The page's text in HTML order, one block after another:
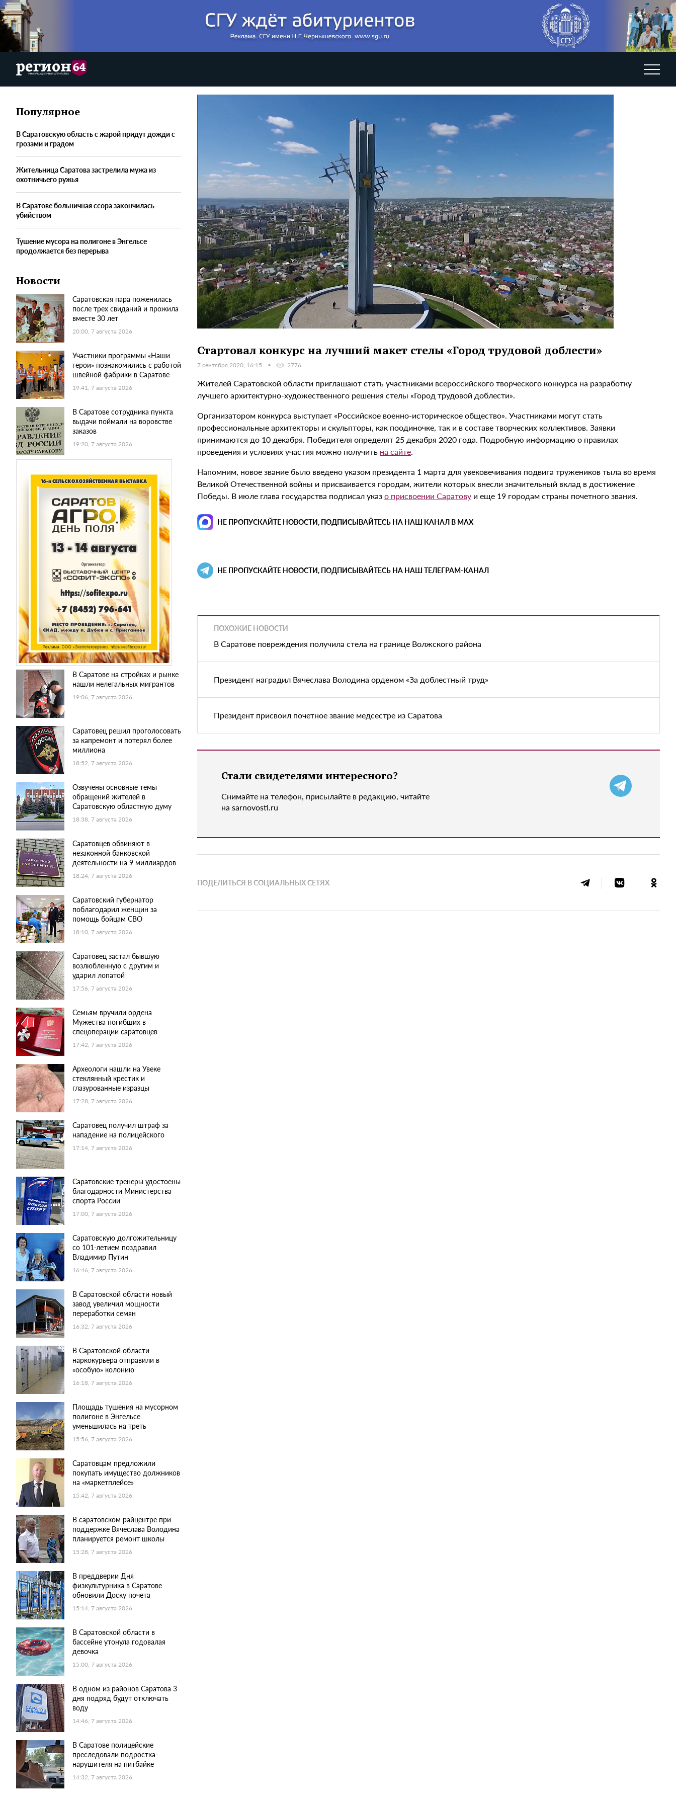
Популярное
В Саратовскую область с жарой придут дожди с
грозами и градом
Жительница Саратова застрелила мужа из
охотничьего ружья
В Саратове больничная ссора закончилась
убийством
Тушение мусора на полигоне в Энгельсе
продолжается без перерыва
Новости
Саратовская пара поженилась
после трех свиданий и прожила
вместе 30 лет
20:00, 7 августа 2026
Участники программы «Наши
герои» познакомились с работой
швейной фабрики в Саратове
19:41, 7 августа 2026
В Саратове сотрудника пункта
выдачи поймали на воровстве
заказов
19:20, 7 августа 2026
В Саратове на стройках и рынке
нашли нелегальных мигрантов
19:06, 7 августа 2026
Саратовец решил проголосовать
за капремонт и потерял более
миллиона
18:52, 7 августа 2026
Озвучены основные темы
обращений жителей в
Саратовскую областную думу
18:38, 7 августа 2026
Саратовцев обвиняют в
незаконной банковской
деятельности на 9 миллиардов
18:24, 7 августа 2026
Саратовский губернатор
поблагодарил женщин за
помощь бойцам СВО
18:10, 7 августа 2026
Саратовец застал бывшую
возлюбленную с другим и
ударил лопатой
17:56, 7 августа 2026
Семьям вручили ордена
Мужества погибших в
спецоперации саратовцев
17:42, 7 августа 2026
Археологи нашли на Увеке
стеклянный крестик и
глазурованные изразцы
17:28, 7 августа 2026
Саратовец получил штраф за
нападение на полицейского
17:14, 7 августа 2026
Саратовские тренеры удостоены
благодарности Министерства
спорта России
17:00, 7 августа 2026
Саратовскую долгожительницу
со 101-летием поздравил
Владимир Путин
16:46, 7 августа 2026
В Саратовской области новый
завод увеличил мощности
переработки семян
16:32, 7 августа 2026
В Саратовской области
наркокурьера отправили в
«особую» колонию
16:18, 7 августа 2026
Площадь тушения на мусорном
полигоне в Энгельсе
уменьшилась на треть
15:56, 7 августа 2026
Саратовцам предложили
покупать имущество должников
на «маркетплейсе»
15:42, 7 августа 2026
В саратовском райцентре при
поддержке Вячеслава Володина
планируется ремонт школы
15:28, 7 августа 2026
В преддверии Дня
физкультурника в Саратове
обновили Доску почета
15:14, 7 августа 2026
В Саратовской области в
бассейне утонула годовалая
девочка
15:00, 7 августа 2026
В одном из районов Саратова 3
дня подряд будут отключать
воду
14:46, 7 августа 2026
В Саратове полицейские
преследовали подростка-
нарушителя на питбайке
14:32, 7 августа 2026
Стартовал конкурс на лучший макет стелы «Город трудовой доблести»
7 сентября 2020, 16:15 2776
Жителей Саратовской области приглашают стать участниками всероссийского творческого конкурса на разработку
лучшего архитектурно-художественного решения стелы «Город трудовой доблести».
Организатором конкурса выступает «Российское военно-историческое общество». Участниками могут стать
профессиональные архитекторы и скульпторы, как поодиночке, так и в составе творческих коллективов. Заявки
принимаются до 10 декабря. Победителя определят 25 декабря 2020 года. Подробную информацию о правилах
проведения и условиях участия можно получить на сайте.
Напомним, новое звание было введено указом президента 1 марта для увековечивания подвига тружеников тыла во время
Великой Отечественной войны и присваивается городам, жители которых внесли значительный вклад в достижение
Победы. В июле глава государства подписал указо присвоении Саратову и еще 19 городам страны почетного звания.
НЕ ПРОПУСКАЙТЕ НОВОСТИ, ПОДПИСЫВАЙТЕСЬ НА НАШ КАНАЛ В MAX
НЕ ПРОПУСКАЙТЕ НОВОСТИ, ПОДПИСЫВАЙТЕСЬ НА НАШ ТЕЛЕГРАМ-КАНАЛ
ПОХОЖИЕ НОВОСТИ
В Саратове повреждения получила стела на границе Волжского района
Президент наградил Вячеслава Володина орденом «За доблестный труд»
Президент присвоил почетное звание медсестре из Саратова
Стали свидетелями интересного?
Снимайте на телефон, присылайте в редакцию, читайте
на sarnovosti.ru
ПОДЕЛИТЬСЯ В СОЦИАЛЬНЫХ СЕТЯХ